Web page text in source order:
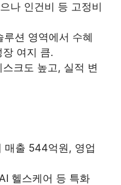
나 인건비 등 고정비
션 영역에서 수혜
여지 큼.
크도 높고, 실적 변
매출 544억원, 영업
헬스케어 등 특화